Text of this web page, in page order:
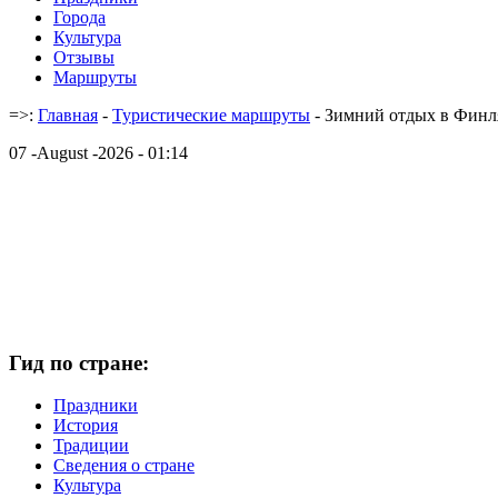
Города
Культура
Отзывы
Маршруты
=>: Главная - Туристические маршруты - Зимний отдых в
07 -August -2026 - 01:14
Гид по стране:
Праздники
История
Традиции
Cведения о стране
Культура